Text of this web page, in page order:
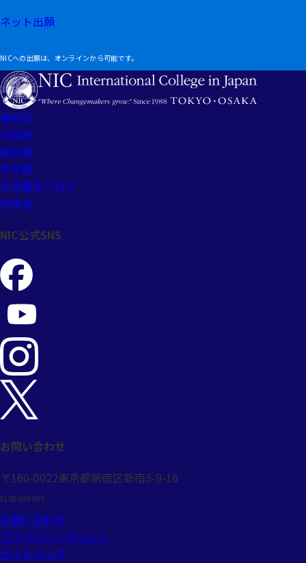
ネット出願
NICへの出願は、オンラインから可能です。
東京校
大阪校
高校部
中学部
大学留学ブログ
共歩会
NIC公式SNS
お問い合わせ
〒160-0022東京都新宿区新宿5-9-16
0120-059-055
お問い合わせ
プライバシーポリシー
サイトマップ